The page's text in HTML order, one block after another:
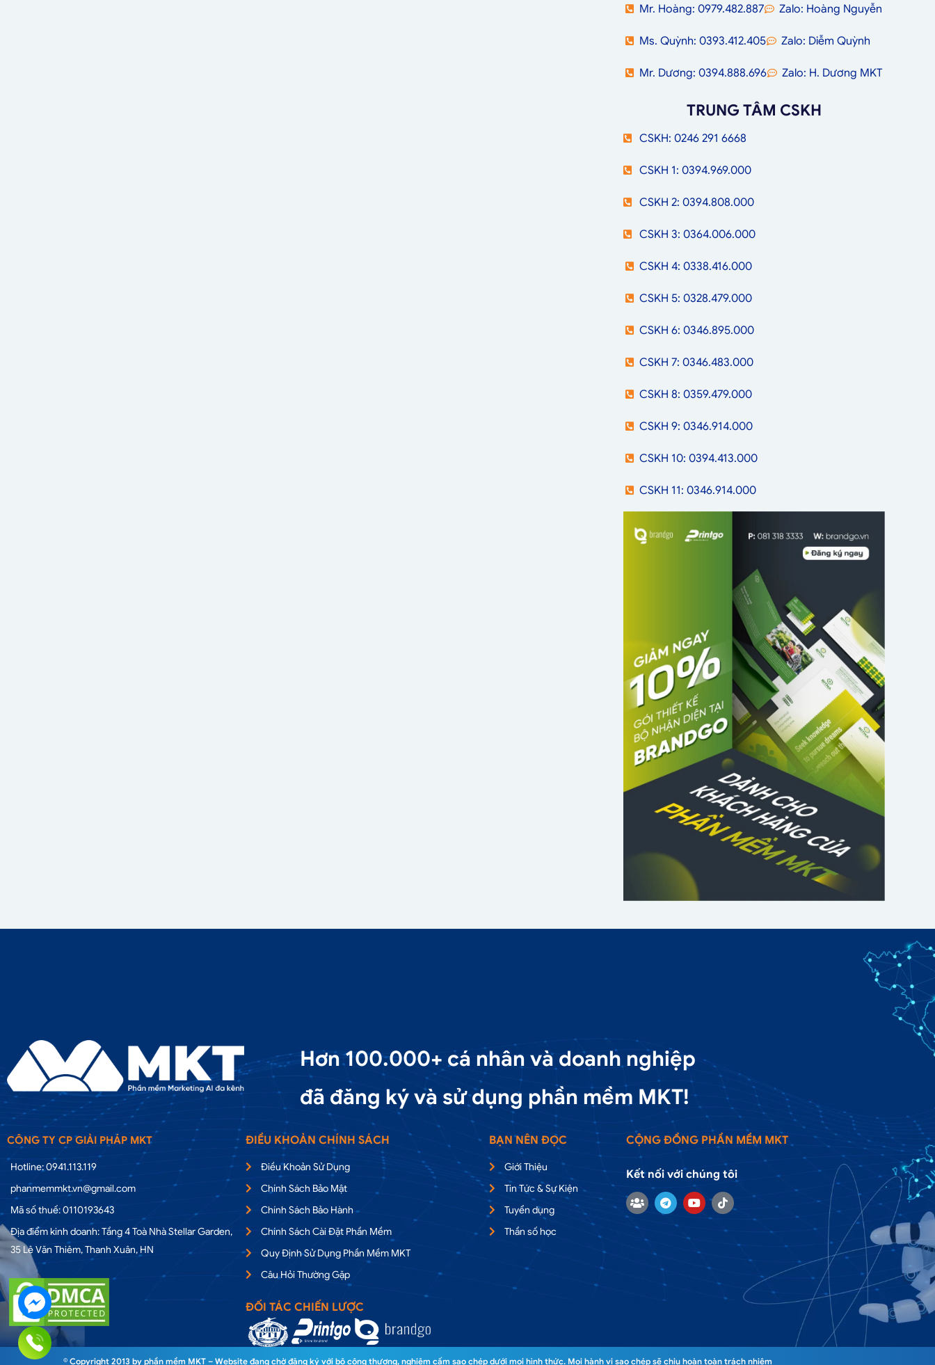
Mr. Hoàng: 0979.482.887 Zalo: Hoàng Nguyễn
Ms. Quỳnh: 0393.412.405 Zalo: Diễm Quỳnh
Mr. Dương: 0394.888.696 Zalo: H. Dương MKT
TRUNG TÂM CSKH
CSKH: 0246 291 6668
CSKH 1: 0394.969.000
CSKH 2: 0394.808.000
CSKH 3: 0364.006.000
CSKH 4: 0338.416.000
CSKH 5: 0328.479.000
CSKH 6: 0346.895.000
CSKH 7: 0346.483.000
CSKH 8: 0359.479.000
CSKH 9: 0346.914.000
CSKH 10: 0394.413.000
CSKH 11: 0346.914.000
Hơn 100.000+ cá nhân và doanh nghiệp
đã đăng ký và sử dụng phần mềm MKT!
CÔNG TY CP GIẢI PHÁP MKT
Hotline: 0941.113.119
phanmemmkt.vn@gmail.com
Mã số thuế: 0110193643
Địa điểm kinh doanh: Tầng 4 Toà Nhà Stellar Garden,
35 Lê Văn Thiêm, Thanh Xuân, HN
ĐIỀU KHOẢN CHÍNH SÁCH
Điều Khoản Sử Dụng
Chính Sách Bảo Mật
Chính Sách Bảo Hành
Chính Sách Cài Đặt Phần Mềm
Quy Định Sử Dụng Phần Mềm MKT
Câu Hỏi Thường Gặp
ĐỐI TÁC CHIẾN LƯỢC
BẠN NÊN ĐỌC
Giới Thiệu
Tin Tức & Sự Kiện
Tuyển dụng
Thần số học
CỘNG ĐỒNG PHẦN MỀM MKT
Kết nối với chúng tôi
© Copyright 2013 by phần mềm MKT – Website đang chờ đăng ký với bộ công thương, nghiêm cấm sao chép dưới mọi hình thức. Mọi hành vi sao chép sẽ chịu hoàn toàn trách nhiệm